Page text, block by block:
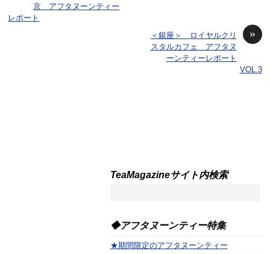
京 アフタヌーンティー
レポート
»
＜銀座＞ ロイヤルクリ
スタルカフェ アフタヌ
ーンティーレポート
VOL.3
TeaMagazineサイト内検索
◆アフタヌーンティー特集
★期間限定のアフタヌーンティー